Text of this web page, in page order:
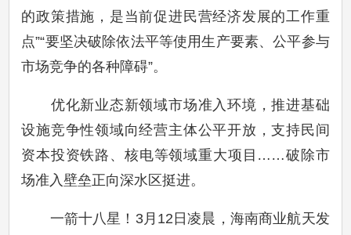
的政策措施，是当前促进民营经济发展的工作重
点”“要坚决破除依法平等使用生产要素、公平参与
市场竞争的各种障碍”。
优化新业态新领域市场准入环境，推进基础
设施竞争性领域向经营主体公平开放，支持民间
资本投资铁路、核电等领域重大项目……破除市
场准入壁垒正向深水区挺进。
一箭十八星！3月12日凌晨，海南商业航天发